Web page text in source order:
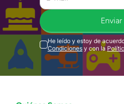
Enviar
He leído y estoy de
Condiciones y con la